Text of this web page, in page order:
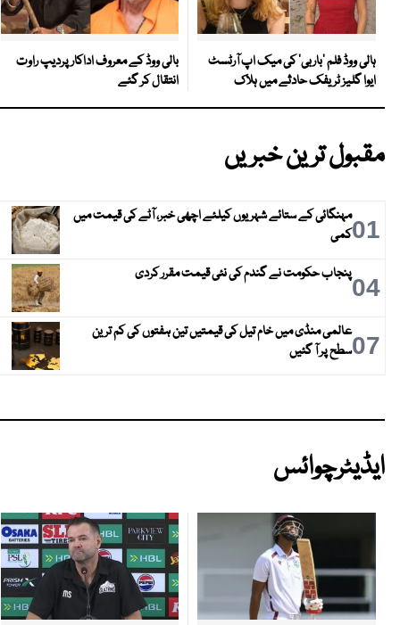
ہالی ووڈ فلم ’باربی‘ کی میک اپ آرٹسٹ
ایوا گلیز ٹریفک حادثے میں ہلاک
بالی ووڈ کے معروف اداکار پردیپ راوت
انتقال کر گئے
مقبول ترین خبریں
01مہنگائی کے ستائے شہریوں کیلئے اچھی خبر، آٹے کی قیمت میں
کمی
04پنجاب حکومت نے گندم کی نئی قیمت مقرر کردی
07عالمی منڈی میں خام تیل کی قیمتیں تین ہفتوں کی کم ترین
سطح پر آ گئیں
ایڈیٹرچوائس